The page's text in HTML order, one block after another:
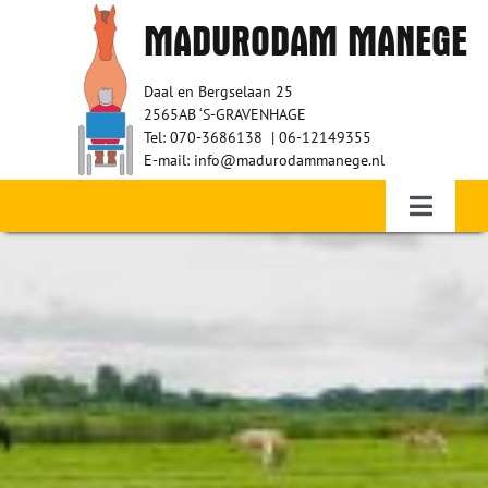
MADURODAM MANEGE
Daal en Bergselaan 25
2565AB ‘S-GRAVENHAGE
Tel: 070-3686138 | 06-12149355
E-mail: info@madurodammanege.nl
Toggle
Home – Therapeutisch paardrijden
RUITERS
VRIJWILLIGERS
SPONSORS